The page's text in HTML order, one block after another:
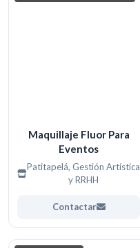
Maquillaje Fluor Para
Eventos
Patitapelá, Gestión Artística
y RRHH
Contactar